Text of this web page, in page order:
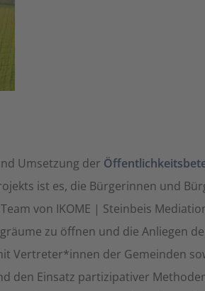
Umsetzung der
ist es, die Bürgerinnen und
von IKOME | Steinbeis
zu öffnen und die Anliegen
Vertreter*innen der Gemeinden
den Einsatz partizipativer